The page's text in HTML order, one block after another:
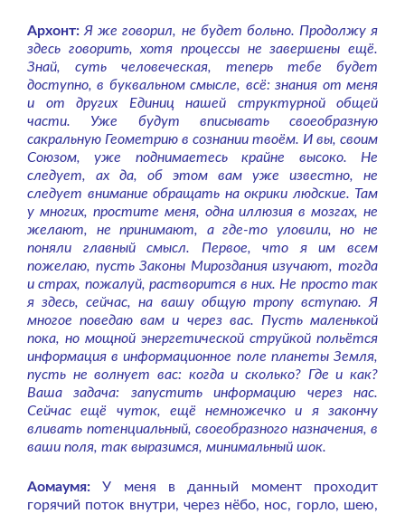
Архонт: Я же говорил, не будет больно. Продолжу я
здесь говорить, хотя процессы не завершены ещё.
Знай, суть человеческая, теперь тебе будет
доступно, в буквальном смысле, всё: знания от меня
и от других Единиц нашей структурной общей
части. Уже будут вписывать своеобразную
сакральную Геометрию в сознании твоём. И вы, своим
Союзом, уже поднимаетесь крайне высоко. Не
следует, ах да, об этом вам уже известно, не
следует внимание обращать на окрики людские. Там
у многих, простите меня, одна иллюзия в мозгах, не
желают, не принимают, а где-то уловили, но не
поняли главный смысл. Первое, что я им всем
пожелаю, пусть Законы Мироздания изучают, тогда
и страх, пожалуй, растворится в них. Не просто так
я здесь, сейчас, на вашу общую тропу вступаю. Я
многое поведаю вам и через вас. Пусть маленькой
пока, но мощной энергетической струйкой польётся
информация в информационное поле планеты Земля,
пусть не волнует вас: когда и сколько? Где и как?
Ваша задача: запустить информацию через нас.
Сейчас ещё чуток, ещё немножечко и я закончу
вливать потенциальный, своеобразного назначения, в
ваши поля, так выразимся, минимальный шок.
Аомаумя: У меня в данный момент проходит
горячий поток внутри, через нёбо, нос, горло, шею,